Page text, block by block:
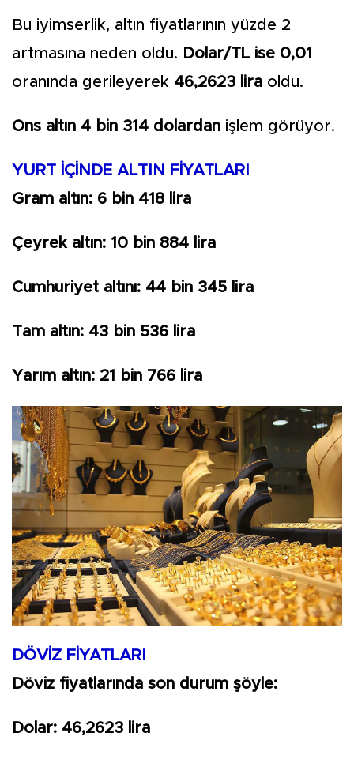
Bu iyimserlik, altın fiyatlarının yüzde 2
artmasına neden oldu. Dolar/TL ise 0,01
oranında gerileyerek 46,2623 lira oldu.
Ons altın 4 bin 314 dolardan işlem görüyor.
YURT İÇİNDE ALTIN FİYATLARI
Gram altın: 6 bin 418 lira
Çeyrek altın: 10 bin 884 lira
Cumhuriyet altını: 44 bin 345 lira
Tam altın: 43 bin 536 lira
Yarım altın: 21 bin 766 lira
DÖVİZ FİYATLARI
Döviz fiyatlarında son durum şöyle:
Dolar: 46,2623 lira